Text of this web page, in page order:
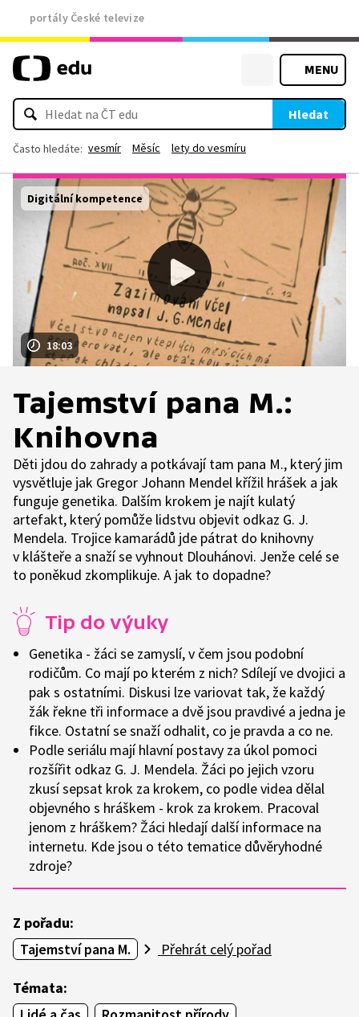
portály České televize
MENU
Hledat
Často hledáte: vesmír Měsíc lety do vesmíru
18:03
Digitální kompetence
Tajemství pana M.:
Knihovna
Děti jdou do zahrady a potkávají tam pana M., který jim
vysvětluje jak Gregor Johann Mendel křížil hrášek a jak
funguje genetika. Dalším krokem je najít kulatý
artefakt, který pomůže lidstvu objevit odkaz G. J.
Mendela. Trojice kamarádů jde pátrat do knihovny
v klášteře a snaží se vyhnout Dlouhánovi. Jenže celé se
to poněkud zkomplikuje. A jak to dopadne?
Tip do výuky
Genetika - žáci se zamyslí, v čem jsou podobní
rodičům. Co mají po kterém z nich? Sdílejí ve dvojici a
pak s ostatními. Diskusi lze variovat tak, že každý
žák řekne tři informace a dvě jsou pravdivé a jedna je
fikce. Ostatní se snaží odhalit, co je pravda a co ne.
Podle seriálu mají hlavní postavy za úkol pomoci
rozšířit odkaz G. J. Mendela. Žáci po jejich vzoru
zkusí sepsat krok za krokem, co podle videa dělal
objevného s hráškem - krok za krokem. Pracoval
jenom z hráškem? Žáci hledají další informace na
internetu. Kde jsou o této tematice důvěryhodné
zdroje?
Z pořadu:
Tajemství pana M.
Přehrát celý pořad
Témata: